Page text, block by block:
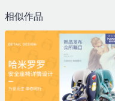
相似作品